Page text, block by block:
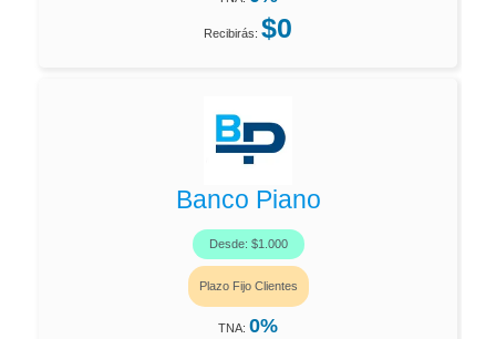
Recibirás: $0
Banco Piano
Desde: $1.000
Plazo Fijo Clientes
TNA: 0%